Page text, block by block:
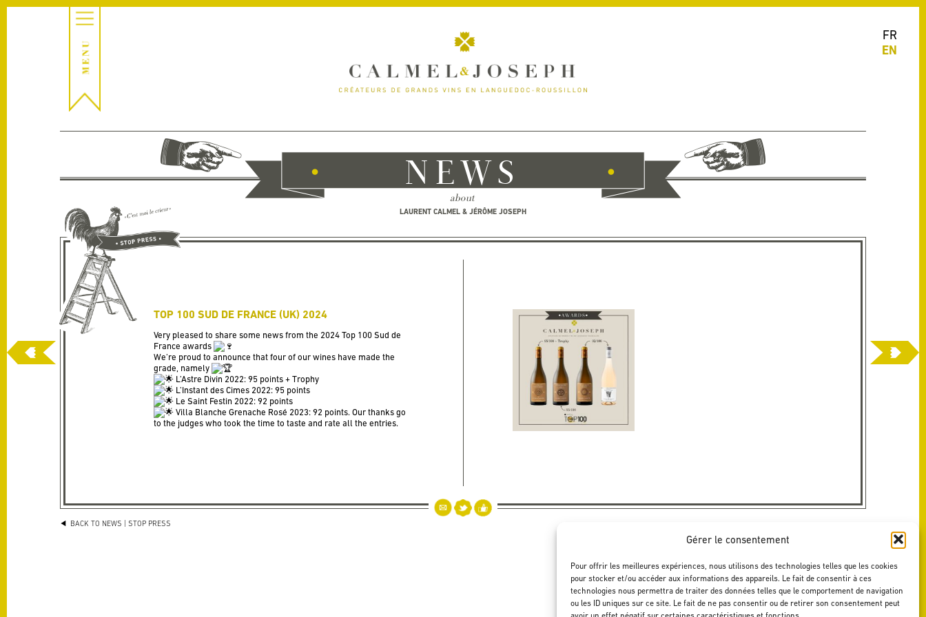
Gérer le consentement
Pour offrir les meilleures expériences, nous utilisons des technologies telles que les cookies
pour stocker et/ou accéder aux informations des appareils. Le fait de consentir à ces
technologies nous permettra de traiter des données telles que le comportement de navigation
ou les ID uniques sur ce site. Le fait de ne pas consentir ou de retirer son consentement peut
FR
EN
NEWS
about
LAURENT CALMEL & JÉRÔME JOSEPH
TOP 100 SUD DE FRANCE (UK) 2024
Very pleased to share some news from the 2024 Top 100 Sud de
France awards
We’re proud to announce that four of our wines have made the
grade, namely
L’Astre Divin 2022: 95 points + Trophy
L’Instant des Cimes 2022: 95 points
Le Saint Festin 2022: 92 points
Villa Blanche Grenache Rosé 2023: 92 points. Our thanks go
to the judges who took the time to taste and rate all the entries.
BACK TO NEWS | STOP PRESS